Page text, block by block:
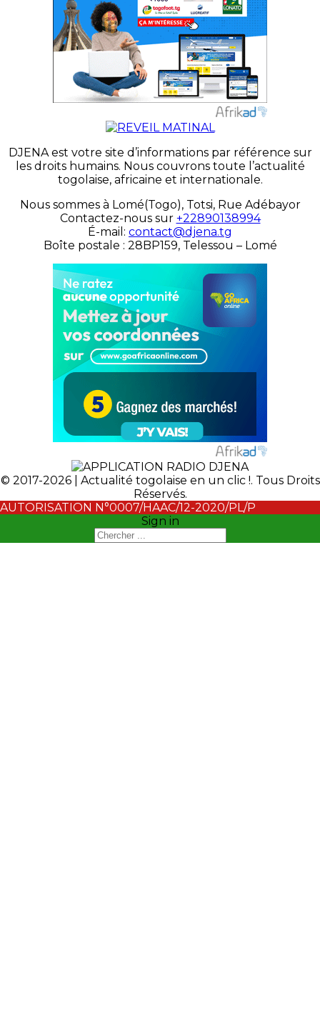
DJENA est votre site d’informations par référence sur
les droits humains. Nous couvrons toute l’actualité
togolaise, africaine et internationale.
Nous sommes à Lomé(Togo), Totsi, Rue Adébayor
Contactez-nous sur +22890138994
É-mail: contact@djena.tg
Boîte postale : 28BP159, Telessou – Lomé
© 2017-2026 | Actualité togolaise en un clic !. Tous Droits
Réservés.
AUTORISATION N°0007/HAAC/12-2020/PL/P
Sign in